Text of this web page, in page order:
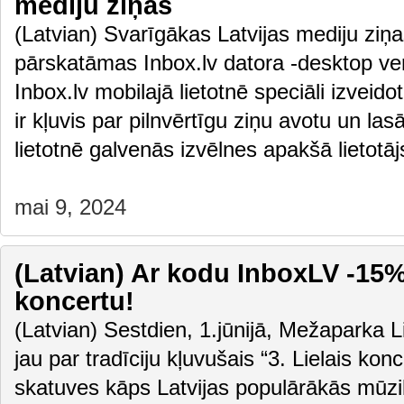
(Latvian) Svarīgākas Latvijas mediju
pārskatāmas Inbox.lv datora -desktop
Inbox.lv mobilajā lietotnē speciāli
ir kļuvis par pilnvērtīgu ziņu avotu un
lietotnē galvenās izvēlnes apakšā
mai 9, 2024
(Latvian) Ar kodu InboxLV -
koncertu!
(Latvian) Sestdien, 1.jūnijā, Mežaparka
jau par tradīciju kļuvušais “3. Lielais
skatuves kāps Latvijas populārākās